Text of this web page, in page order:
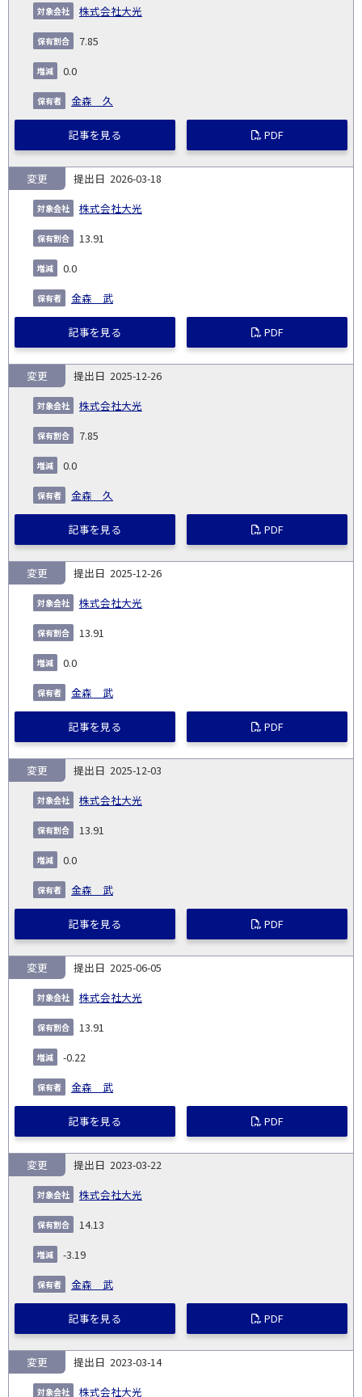
株式会社大光
7.85
0.0
金森 久
記事を見る PDF
2026-03-18
株式会社大光
変更
13.91
0.0
金森 武
記事を見る PDF
2025-12-26
株式会社大光
変更
7.85
0.0
金森 久
記事を見る PDF
2025-12-26
株式会社大光
変更
13.91
0.0
金森 武
記事を見る PDF
2025-12-03
株式会社大光
変更
13.91
0.0
金森 武
記事を見る PDF
2025-06-05
株式会社大光
変更
13.91
-0.22
金森 武
記事を見る PDF
2023-03-22
株式会社大光
変更
14.13
-3.19
金森 武
記事を見る PDF
2023-03-14
株式会社大光
変更